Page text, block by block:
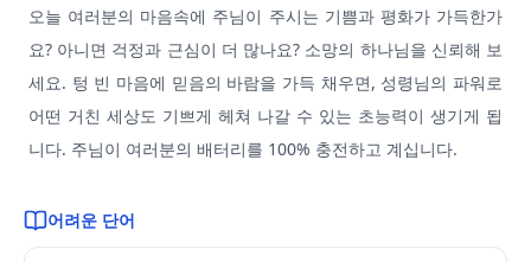
오늘 여러분의 마음속에 주님이 주시는 기쁨과 평화가 가득한가
요? 아니면 걱정과 근심이 더 많나요? 소망의 하나님을 신뢰해 보
세요. 텅 빈 마음에 믿음의 바람을 가득 채우면, 성령님의 파워로
어떤 거친 세상도 기쁘게 헤쳐 나갈 수 있는 초능력이 생기게 됩
니다. 주님이 여러분의 배터리를 100% 충전하고 계십니다.
어려운 단어